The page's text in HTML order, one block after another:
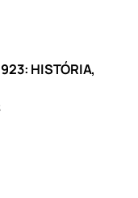
HISTÓRIA,